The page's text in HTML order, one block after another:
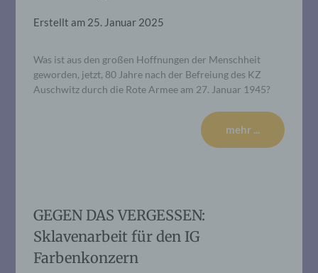
Erstellt am 25. Januar 2025
Was ist aus den großen Hoffnungen der Menschheit
geworden, jetzt, 80 Jahre nach der Befreiung des KZ
Auschwitz durch die Rote Armee am 27. Januar 1945?
mehr ...
GEGEN DAS VERGESSEN:
Sklavenarbeit für den IG
Farbenkonzern